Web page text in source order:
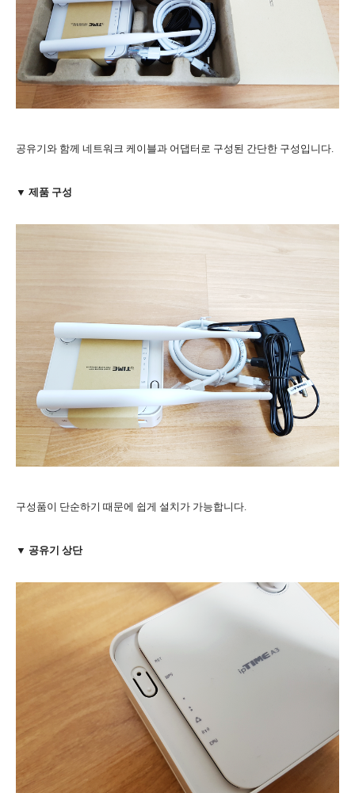
공유기와 함께 네트워크 케이블과 어댑터로 구성된 간단한 구성입니다.
▼ 제품 구성
구성품이 단순하기 때문에 쉽게 설치가 가능합니다.
▼ 공유기 상단